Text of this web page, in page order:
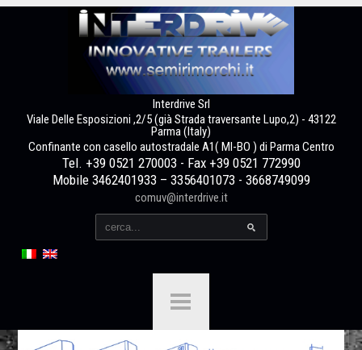
Interdrive Srl
Viale Delle Esposizioni ,2/5 (già Strada traversante Lupo,2) - 43122
Parma (Italy)
Confinante con casello autostradale A1( MI-BO ) di Parma Centro
Tel. +39 0521 270003 - Fax +39 0521 772990
Mobile 3462401933 – 3356401073 - 3668749099
comuv@interdrive.it